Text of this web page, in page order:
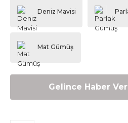
Gelince Haber Ver